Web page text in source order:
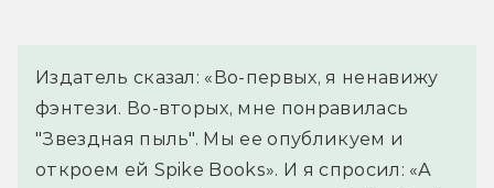
Издатель сказал: «Во-первых, я ненавижу
фэнтези. Во-вторых, мне понравилась
"Звездная пыль". Мы ее опубликуем и
откроем ей Spike Books». И я спросил: «А